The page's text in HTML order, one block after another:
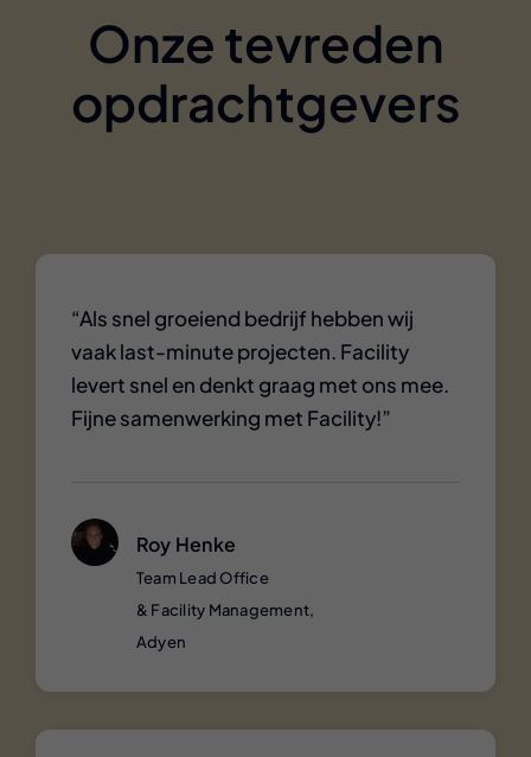
Onze tevreden
opdrachtgevers
“Als snel groeiend bedrijf hebben wij
vaak last-minute projecten. Facility
levert snel en denkt graag met ons mee.
Fijne samenwerking met Facility!”
Roy Henke
Team Lead Office
& Facility Management,
Adyen